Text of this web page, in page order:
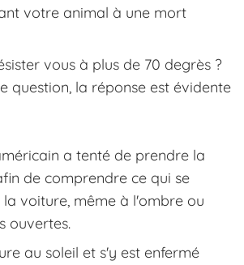
votre animal à une mort
vous à plus de 70 degrès ?
question, la réponse est évidente
a tenté de prendre la
de comprendre ce qui se
la voiture, même à l'ombre ou
ouvertes.
au soleil et s'y est enfermé